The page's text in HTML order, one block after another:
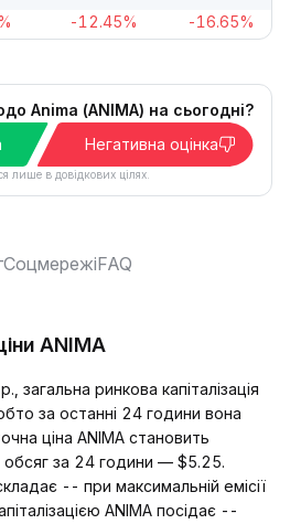
-12.45% -16.65%
Anima (ANIMA) на сьогодні?
Негативна оцінка
лише в довідкових цілях.
СоцмережіFAQ
ANIMA
ринкова капіталізація
за останні 24 години вона
ціна ANIMA становить
за 24 години — $5.25.
-- при максимальній емісії
ANIMA посідає --